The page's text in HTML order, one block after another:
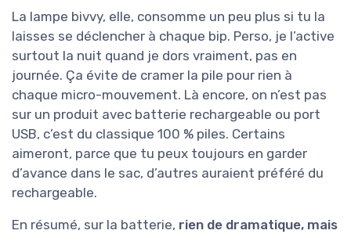
La lampe bivvy, elle, consomme un peu plus si tu la
laisses se déclencher à chaque bip. Perso, je l’active
surtout la nuit quand je dors vraiment, pas en
journée. Ça évite de cramer la pile pour rien à
chaque micro-mouvement. Là encore, on n’est pas
sur un produit avec batterie rechargeable ou port
USB, c’est du classique 100 % piles. Certains
aimeront, parce que tu peux toujours en garder
d’avance dans le sac, d’autres auraient préféré du
rechargeable.
En résumé, sur la batterie, rien de dramatique, mais